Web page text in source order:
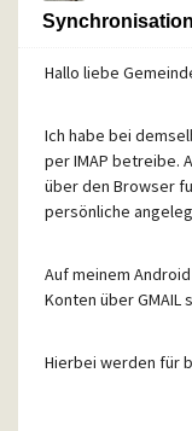
Hallo liebe
Ich habe bei
per IMAP betreibe.
über den Browser
persönliche
Auf meinem
Konten über GMAIL
Hierbei werden für